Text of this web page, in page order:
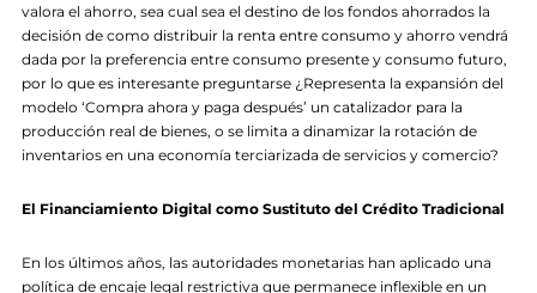
valora el ahorro, sea cual sea el destino de los fondos ahorrados la
decisión de como distribuir la renta entre consumo y ahorro vendrá
dada por la preferencia entre consumo presente y consumo futuro,
por lo que es interesante preguntarse ¿Representa la expansión del
modelo ‘Compra ahora y paga después’ un catalizador para la
producción real de bienes, o se limita a dinamizar la rotación de
inventarios en una economía terciarizada de servicios y comercio?
El Financiamiento Digital como Sustituto del Crédito Tradicional
En los últimos años, las autoridades monetarias han aplicado una
política de encaje legal restrictiva que permanece inflexible en un